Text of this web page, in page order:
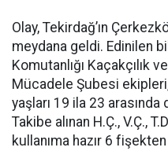
Olay, Tekirdağ’ın
meydana geldi. Edinilen
Komutanlığı Kaçakçılık
Mücadele Şubesi
yaşları 19 ila 23
Takibe alınan H.Ç., V.Ç.,
kullanıma hazır 6